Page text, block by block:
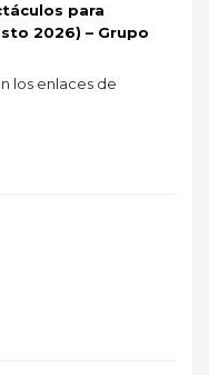
para
2026) – Grupo
los enlaces de